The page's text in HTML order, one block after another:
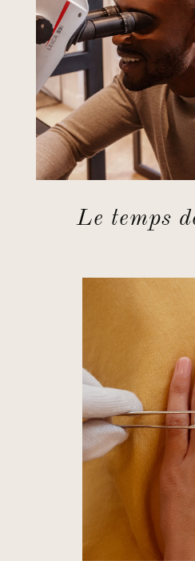
Le temps